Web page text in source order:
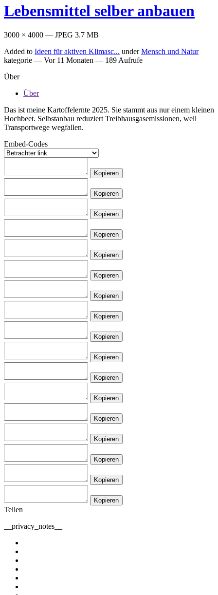
Lebensmittel selber anbauen
3000 × 4000 — JPEG 3.7 MB
Added to Ideen für aktiven Klimasc... underMensch und Natur
kategorie — Vor 11 Monaten — 189 Aufrufe
Über
Über
Das ist meine Kartoffelernte 2025. Sie stammt aus nur einem kleinen
Hochbeet. Selbstanbau reduziert Treibhausgasemissionen, weil
Transportwege wegfallen.
Embed-Codes
Kopieren
Kopieren
Kopieren
Kopieren
Kopieren
Kopieren
Kopieren
Kopieren
Kopieren
Kopieren
Kopieren
Kopieren
Kopieren
Kopieren
Kopieren
Kopieren
Kopieren
Teilen
__privacy_notes__